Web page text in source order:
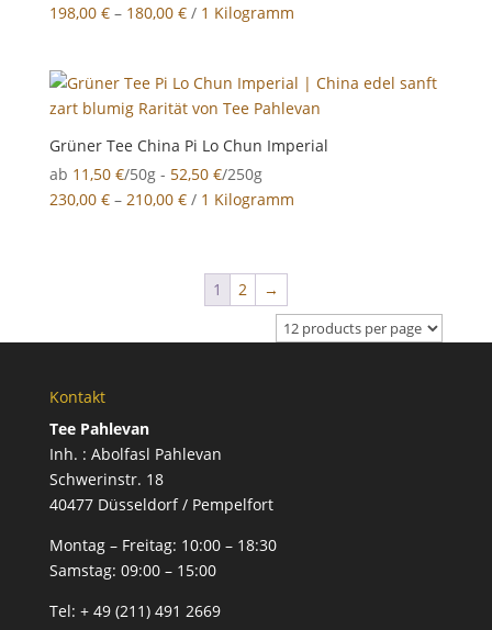
198,00 €– 180,00 €/ 1 Kilogramm
Grüner Tee China Pi Lo Chun Imperial
ab 11,50 €/50g - 52,50 €/250g
230,00 €– 210,00 €/ 1 Kilogramm
1 2 →
Kontakt
Tee Pahlevan
Inh. : Abolfasl Pahlevan
Schwerinstr. 18
40477 Düsseldorf / Pempelfort
Montag – Freitag: 10:00 – 18:30
Samstag: 09:00 – 15:00
Tel: + 49 (211) 491 2669